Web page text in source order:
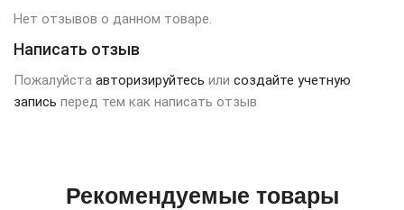
Нет отзывов о данном товаре.
Написать отзыв
Пожалуйста авторизируйтесь или создайте учетную
запись перед тем как написать отзыв
Рекомендуемые товары